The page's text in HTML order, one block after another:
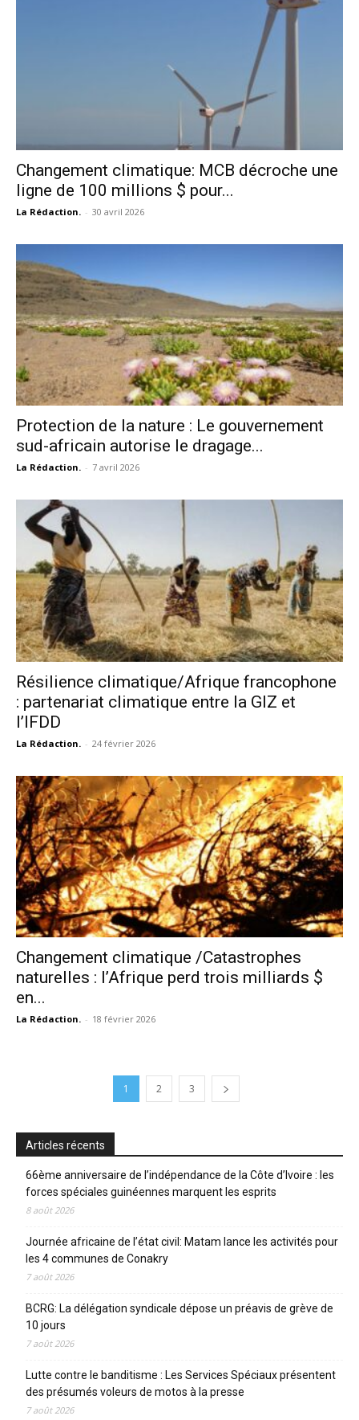
Changement climatique: MCB décroche une
ligne de 100 millions $ pour...
La Rédaction. - 30 avril 2026
Protection de la nature : Le gouvernement
sud-africain autorise le dragage...
La Rédaction. - 7 avril 2026
Résilience climatique/Afrique francophone
: partenariat climatique entre la GIZ et
l’IFDD
La Rédaction. - 24 février 2026
Changement climatique /Catastrophes
naturelles : l’Afrique perd trois milliards $
en...
La Rédaction. - 18 février 2026
1 2 3
Articles récents
66ème anniversaire de l’indépendance de la Côte d’Ivoire : les
forces spéciales guinéennes marquent les esprits
8 août 2026
Journée africaine de l’état civil: Matam lance les activités pour
les 4 communes de Conakry
7 août 2026
BCRG: La délégation syndicale dépose un préavis de grève de
10 jours
7 août 2026
Lutte contre le banditisme : Les Services Spéciaux présentent
des présumés voleurs de motos à la presse
7 août 2026